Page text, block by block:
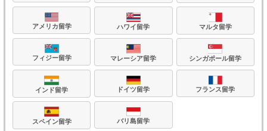
アメリカ留学 ハワイ留学 マルタ留学
フィジー留学 マレーシア留学 シンガポール留学
インド留学 ドイツ留学 フランス留学
スペイン留学 バリ島留学